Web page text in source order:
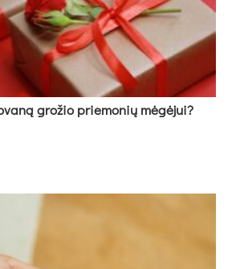
grožio priemonių mėgėjui?